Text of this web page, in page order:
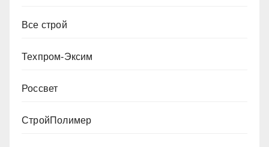
Все строй
Техпром-Эксим
Россвет
СтройПолимер